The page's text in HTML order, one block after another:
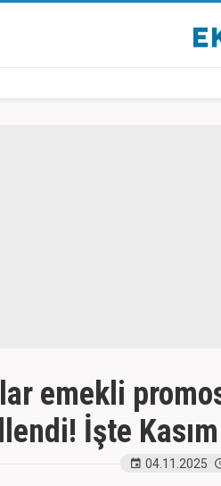
emekli
İşte
04.11.2025